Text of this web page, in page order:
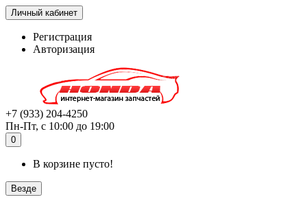
Личный кабинет
Регистрация
Авторизация
+7 (933) 204-4250
Пн-Пт, с 10:00 до 19:00
0
В корзине пусто!
Везде